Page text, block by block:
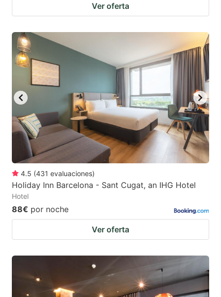
Ver oferta
4.5 (431 evaluaciones)
Holiday Inn Barcelona - Sant Cugat, an IHG Hotel
Hotel
88€ por noche
Ver oferta